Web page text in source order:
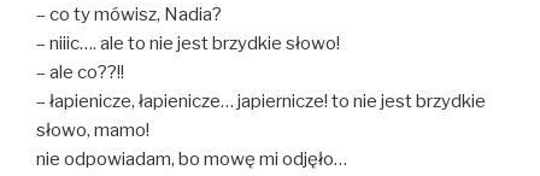
– co ty mówisz, Nadia?
– niiic…. ale to nie jest brzydkie słowo!
– ale co??!!
– łapienicze, łapienicze… japiernicze! to nie jest brzydkie
słowo, mamo!
nie odpowiadam, bo mowę mi odjęło…